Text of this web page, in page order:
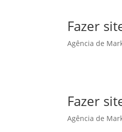
Fazer
Agência de
Fazer
Agência de